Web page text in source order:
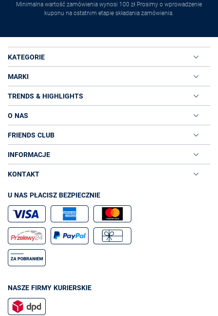
Minimalna wartość zamówienia wynosi 100 zł Prosimy o wprowadzenie
kuponu na ostatnim etapie składania zamówienia.
KATEGORIE
MARKI
TRENDS & HIGHLIGHTS
O NAS
FRIENDS CLUB
INFORMACJE
KONTAKT
U NAS PŁACISZ BEZPIECZNIE
NASZE FIRMY KURIERSKIE